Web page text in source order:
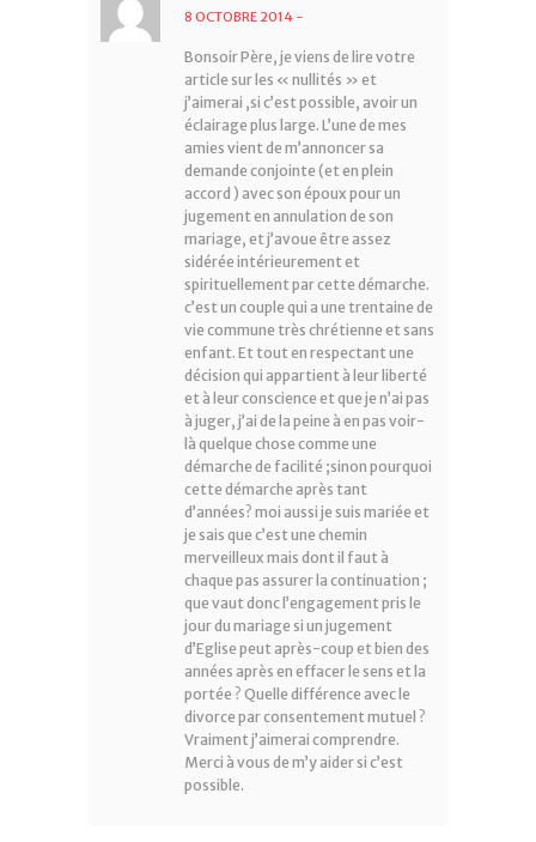
8 OCTOBRE 2014 -
Bonsoir Père, je viens de lire votre
article sur les « nullités » et
j’aimerai ,si c’est possible, avoir un
éclairage plus large. L’une de mes
amies vient de m’annoncer sa
demande conjointe (et en plein
accord ) avec son époux pour un
jugement en annulation de son
mariage, et j’avoue être assez
sidérée intérieurement et
spirituellement par cette démarche.
c’est un couple qui a une trentaine de
vie commune très chrétienne et sans
enfant. Et tout en respectant une
décision qui appartient à leur liberté
et à leur conscience et que je n’ai pas
à juger, j’ai de la peine à en pas voir-
là quelque chose comme une
démarche de facilité ;sinon pourquoi
cette démarche après tant
d’années? moi aussi je suis mariée et
je sais que c’est une chemin
merveilleux mais dont il faut à
chaque pas assurer la continuation ;
que vaut donc l’engagement pris le
jour du mariage si un jugement
d’Eglise peut après-coup et bien des
années après en effacer le sens et la
portée ? Quelle différence avec le
divorce par consentement mutuel ?
Vraiment j’aimerai comprendre.
Merci à vous de m’y aider si c’est
possible.